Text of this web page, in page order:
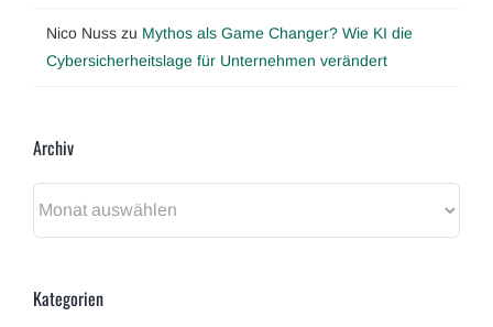
Nico Nuss zu Mythos als Game Changer? Wie KI die
Cybersicherheitslage für Unternehmen verändert
Archiv
Kategorien